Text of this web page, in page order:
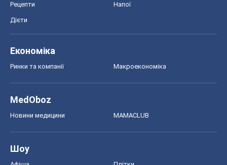
Рецепти Напої
Дієти
Економіка
Ринки та компанії Макроекономіка
MedOboz
Новини медицини MAMACLUB
Шоу